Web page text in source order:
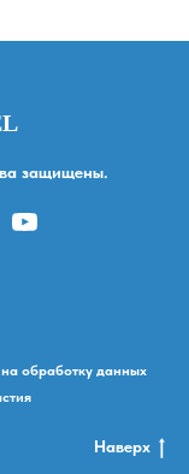
защищены.
обработку данных
Наверх